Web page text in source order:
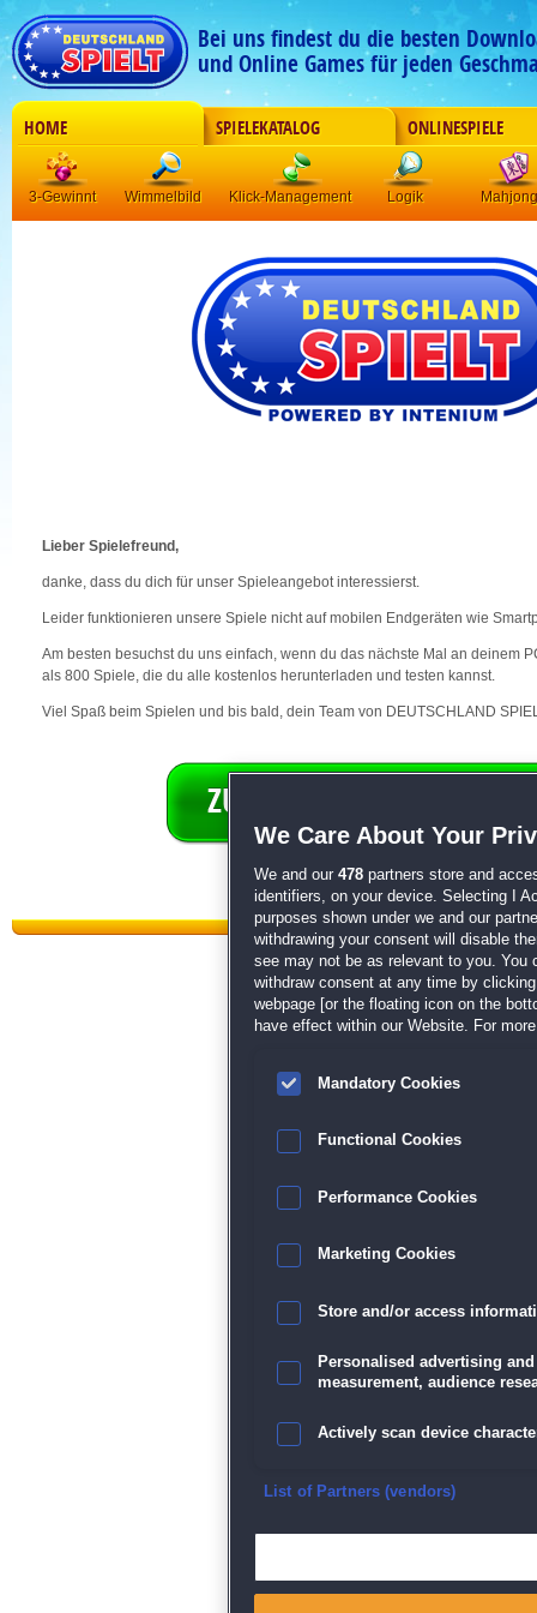
Bei uns findest du die besten
und Online Games für jeden
HOME SPIELEKATALOG ONLINESPIELE
3-Gewinnt Wimmelbild Klick-Management Logik Mahjong
Lieber Spielefreund,
danke, dass du dich für unser Spieleangebot interessierst.
Leider funktionieren unsere Spiele nicht auf mobilen Endgeräten wie
Am besten besuchst du uns einfach, wenn du das nächste Mal an deinem
als 800 Spiele, die du alle kostenlos herunterladen und testen kannst.
Viel Spaß beim Spielen und bis bald, dein Team von DEUTSCHLAND
Datenschutz| AGB|Impressum
We Care About Your
We and our 478 partners store and
identifiers, on your device. Selecting I
purposes shown under we and our
withdrawing your consent will disable
see may not be as relevant to you. You
withdraw consent at any time by
webpage [or the floating icon on the
have effect within our Website. For
Mandatory Cookies
Functional Cookies
Performance Cookies
Marketing Cookies
Store and/or access
Personalised advertising
measurement, audience
Actively scan device
Ensure security, prevent
List of Partners (vendors)